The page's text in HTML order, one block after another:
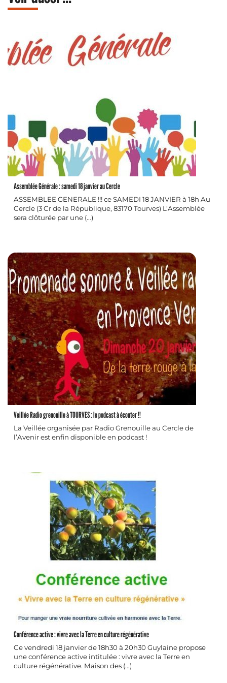
Assemblée Générale : samedi 18 janvier au Cercle
ASSEMBLEE GENERALE !!! ce SAMEDI 18 JANVIER à 18h Au
Cercle (3 Cr de la République, 83170 Tourves) L’Assemblée
sera clôturée par une (…)
Veillée Radio grenouille à TOURVES : le podcast à écouter !!
La Veillée organisée par Radio Grenouille au Cercle de
l’Avenir est enfin disponible en podcast !
Conférence active : vivre avec la Terre en culture régénérative
Ce vendredi 18 janvier de 18h30 à 20h30 Guylaine propose
une conférence active intitulée : vivre avec la Terre en
culture régénérative. Maison des (…)